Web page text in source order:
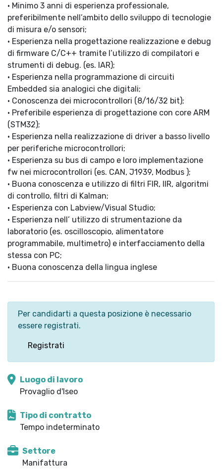
• Minimo 3 anni di esperienza professionale,
preferibilmente nell’ambito dello sviluppo di tecnologie
di misura e/o sensori;
• Esperienza nella progettazione realizzazione e debug
di firmware C/C++ tramite l’utilizzo di compilatori e
strumenti di debug. (es. IAR);
• Esperienza nella programmazione di circuiti
Embedded sia analogici che digitali;
• Conoscenza dei microcontrollori (8/16/32 bit);
• Preferibile esperienza di progettazione con core ARM
(STM32);
• Esperienza nella realizzazione di driver a basso livello
per periferiche microcontrollori;
• Esperienza su bus di campo e loro implementazione
fw nei microcontrollori (es. CAN, J1939, Modbus );
• Buona conoscenza e utilizzo di filtri FIR, IIR, algoritmi
di controllo, filtri di Kalman;
• Esperienza con Labview/Visual Studio;
• Esperienza nell’ utilizzo di strumentazione da
laboratorio (es. oscilloscopio, alimentatore
programmabile, multimetro) e interfacciamento della
stessa con PC;
• Buona conoscenza della lingua inglese
Per candidarti a questa posizione è necessario
essere registrati.
Registrati
Luogo di lavoro
Provaglio d'Iseo
Tipo di contratto
Tempo indeterminato
Settore
Manifattura